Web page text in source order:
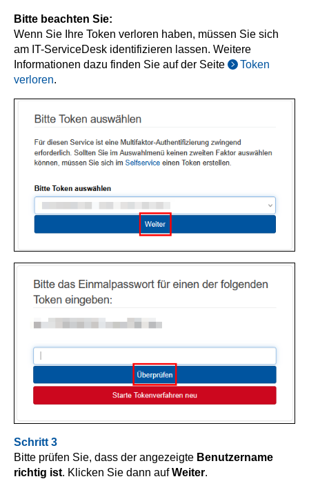
Bitte beachten Sie:
Wenn Sie Ihre Token verloren haben, müssen Sie sich
am IT-ServiceDesk identifizieren lassen. Weitere
Informationen dazu finden Sie auf der Seite
Token
verloren.
Schritt 3
Bitte prüfen Sie, dass der angezeigte Benutzername
richtig ist. Klicken Sie dann aufWeiter.